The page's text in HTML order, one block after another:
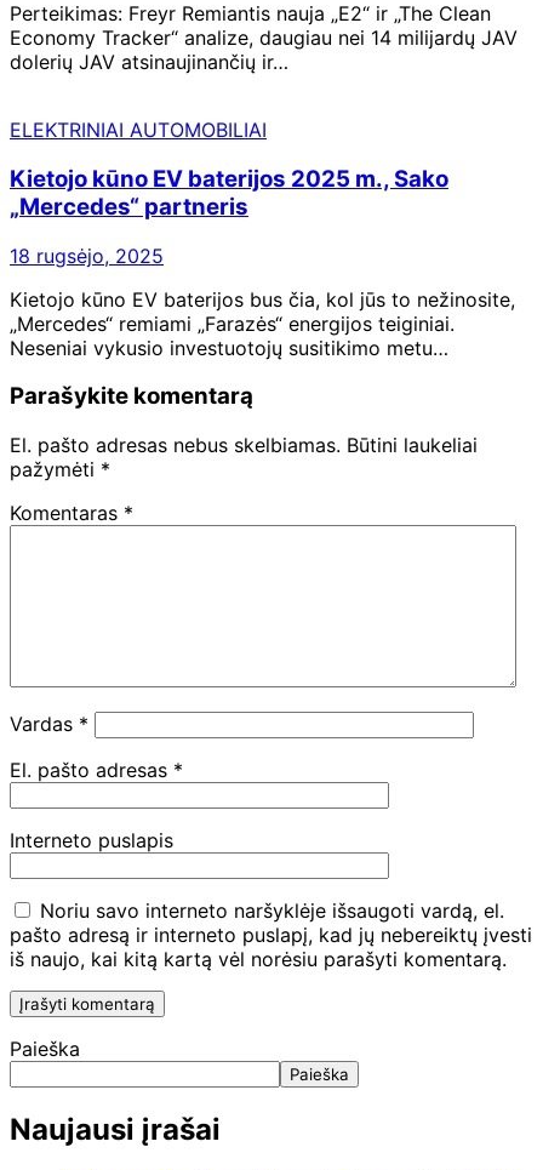
Perteikimas: Freyr Remiantis nauja „E2“ ir „The Clean
Economy Tracker“ analize, daugiau nei 14 milijardų JAV
dolerių JAV atsinaujinančių ir…
ELEKTRINIAI AUTOMOBILIAI
Kietojo kūno EV baterijos 2025 m., Sako
„Mercedes“ partneris
18 rugsėjo, 2025
Kietojo kūno EV baterijos bus čia, kol jūs to nežinosite,
„Mercedes“ remiami „Farazės“ energijos teiginiai.
Neseniai vykusio investuotojų susitikimo metu…
Parašykite komentarą
El. pašto adresas nebus skelbiamas. Būtini laukeliai
pažymėti *
Komentaras *
Vardas *
El. pašto adresas *
Interneto puslapis
Noriu savo interneto naršyklėje išsaugoti vardą, el.
pašto adresą ir interneto puslapį, kad jų nebereiktų įvesti
iš naujo, kai kitą kartą vėl norėsiu parašyti komentarą.
Paieška
Paieška
Naujausi įrašai